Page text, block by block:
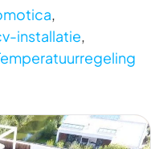
,
installatie,